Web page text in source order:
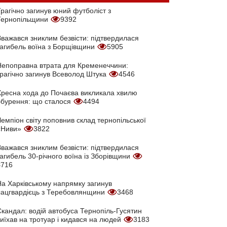
загинув юний футболіст з
9392
зниклим безвісти: підтвердилася
воїна з Борщівщини
5905
втрата для Кременеччини:
загинув Всеволод Штука
4546
хода до Почаєва викликала хвилю
що сталося
4494
світу поповнив склад тернопільської
3822
зниклим безвісти: підтвердилася
30-річного воїна із Зборівщини
Харківському напрямку загинув
з Теребовлянщини
3468
водій автобуса Тернопіль-Гусятин
на тротуар і кидався на людей
3183